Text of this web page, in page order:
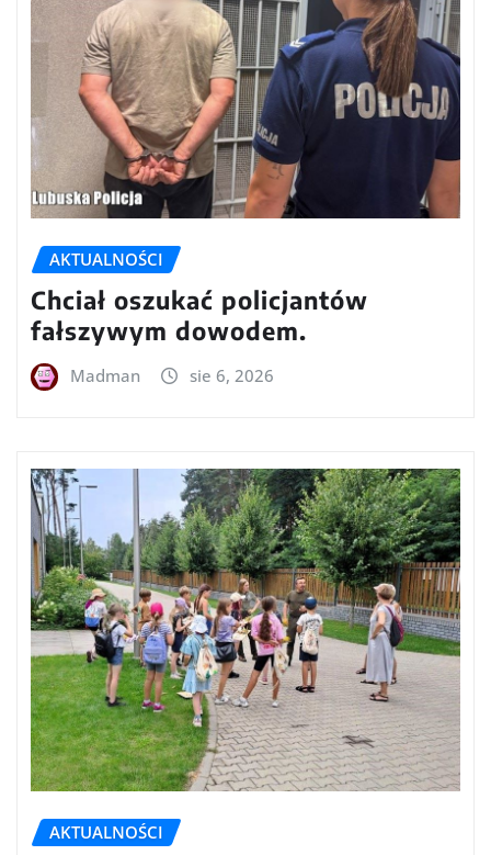
AKTUALNOŚCI
Chciał oszukać policjantów
fałszywym dowodem.
Madman sie 6, 2026
AKTUALNOŚCI